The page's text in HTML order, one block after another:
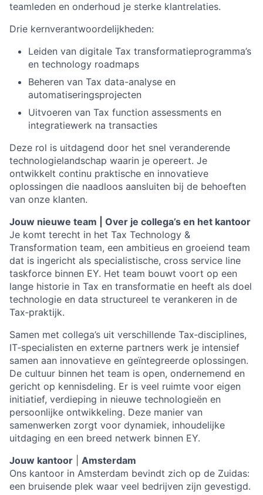
teamleden en onderhoud je sterke klantrelaties.
Drie kernverantwoordelijkheden:
Leiden van digitale Tax transformatieprogramma’s
en technology roadmaps
Beheren van Tax data-analyse en
automatiseringsprojecten
Uitvoeren van Tax function assessments en
integratiewerk na transacties
Deze rol is uitdagend door het snel veranderende
technologielandschap waarin je opereert. Je
ontwikkelt continu praktische en innovatieve
oplossingen die naadloos aansluiten bij de behoeften
van onze klanten.
Jouw nieuwe team | Over je collega’s en het kantoor
Je komt terecht in het Tax Technology &
Transformation team, een ambitieus en groeiend team
dat is ingericht als specialistische, cross service line
taskforce binnen EY. Het team bouwt voort op een
lange historie in Tax en transformatie en heeft als doel
technologie en data structureel te verankeren in de
Tax‑praktijk.
Samen met collega’s uit verschillende Tax‑disciplines,
IT‑specialisten en externe partners werk je intensief
samen aan innovatieve en geïntegreerde oplossingen.
De cultuur binnen het team is open, ondernemend en
gericht op kennisdeling. Er is veel ruimte voor eigen
initiatief, verdieping in nieuwe technologieën en
persoonlijke ontwikkeling. Deze manier van
samenwerken zorgt voor dynamiek, inhoudelijke
uitdaging en een breed netwerk binnen EY.
Jouw kantoor
Amsterdam
Ons kantoor in Amsterdam bevindt zich op de Zuidas:
een bruisende plek waar veel bedrijven zijn gevestigd.